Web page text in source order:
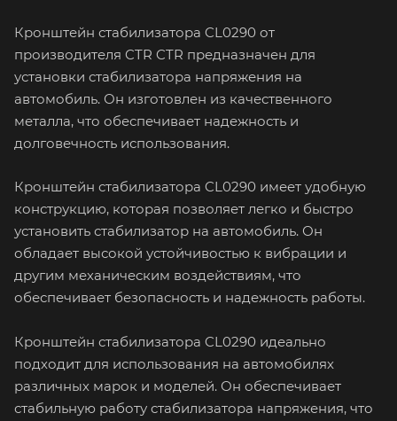
Кронштейн стабилизатора CL0290 от
производителя CTR CTR предназначен для
установки стабилизатора напряжения на
автомобиль. Он изготовлен из качественного
металла, что обеспечивает надежность и
долговечность использования.
Кронштейн стабилизатора CL0290 имеет удобную
конструкцию, которая позволяет легко и быстро
установить стабилизатор на автомобиль. Он
обладает высокой устойчивостью к вибрации и
другим механическим воздействиям, что
обеспечивает безопасность и надежность работы.
Кронштейн стабилизатора CL0290 идеально
подходит для использования на автомобилях
различных марок и моделей. Он обеспечивает
стабильную работу стабилизатора напряжения, что